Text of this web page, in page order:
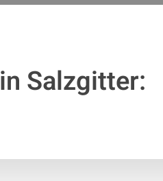
in Salzgitter: